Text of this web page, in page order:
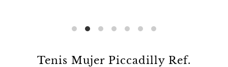
Tenis Mujer Piccadilly Ref.